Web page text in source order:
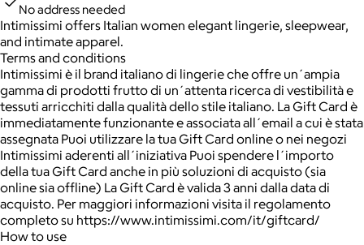
No address needed
Intimissimi offers Italian women elegant lingerie, sleepwear,
and intimate apparel.
Terms and conditions
Intimissimi è il brand italiano di lingerie che offre un´ampia
gamma di prodotti frutto di un´attenta ricerca di vestibilità e
tessuti arricchiti dalla qualità dello stile italiano. La Gift Card è
immediatamente funzionante e associata all´email a cui è stata
assegnata Puoi utilizzare la tua Gift Card online o nei negozi
Intimissimi aderenti all´iniziativa Puoi spendere l´importo
della tua Gift Card anche in più soluzioni di acquisto (sia
online sia offline) La Gift Card è valida 3 anni dalla data di
acquisto. Per maggiori informazioni visita il regolamento
completo su https://www.intimissimi.com/it/giftcard/
How to use